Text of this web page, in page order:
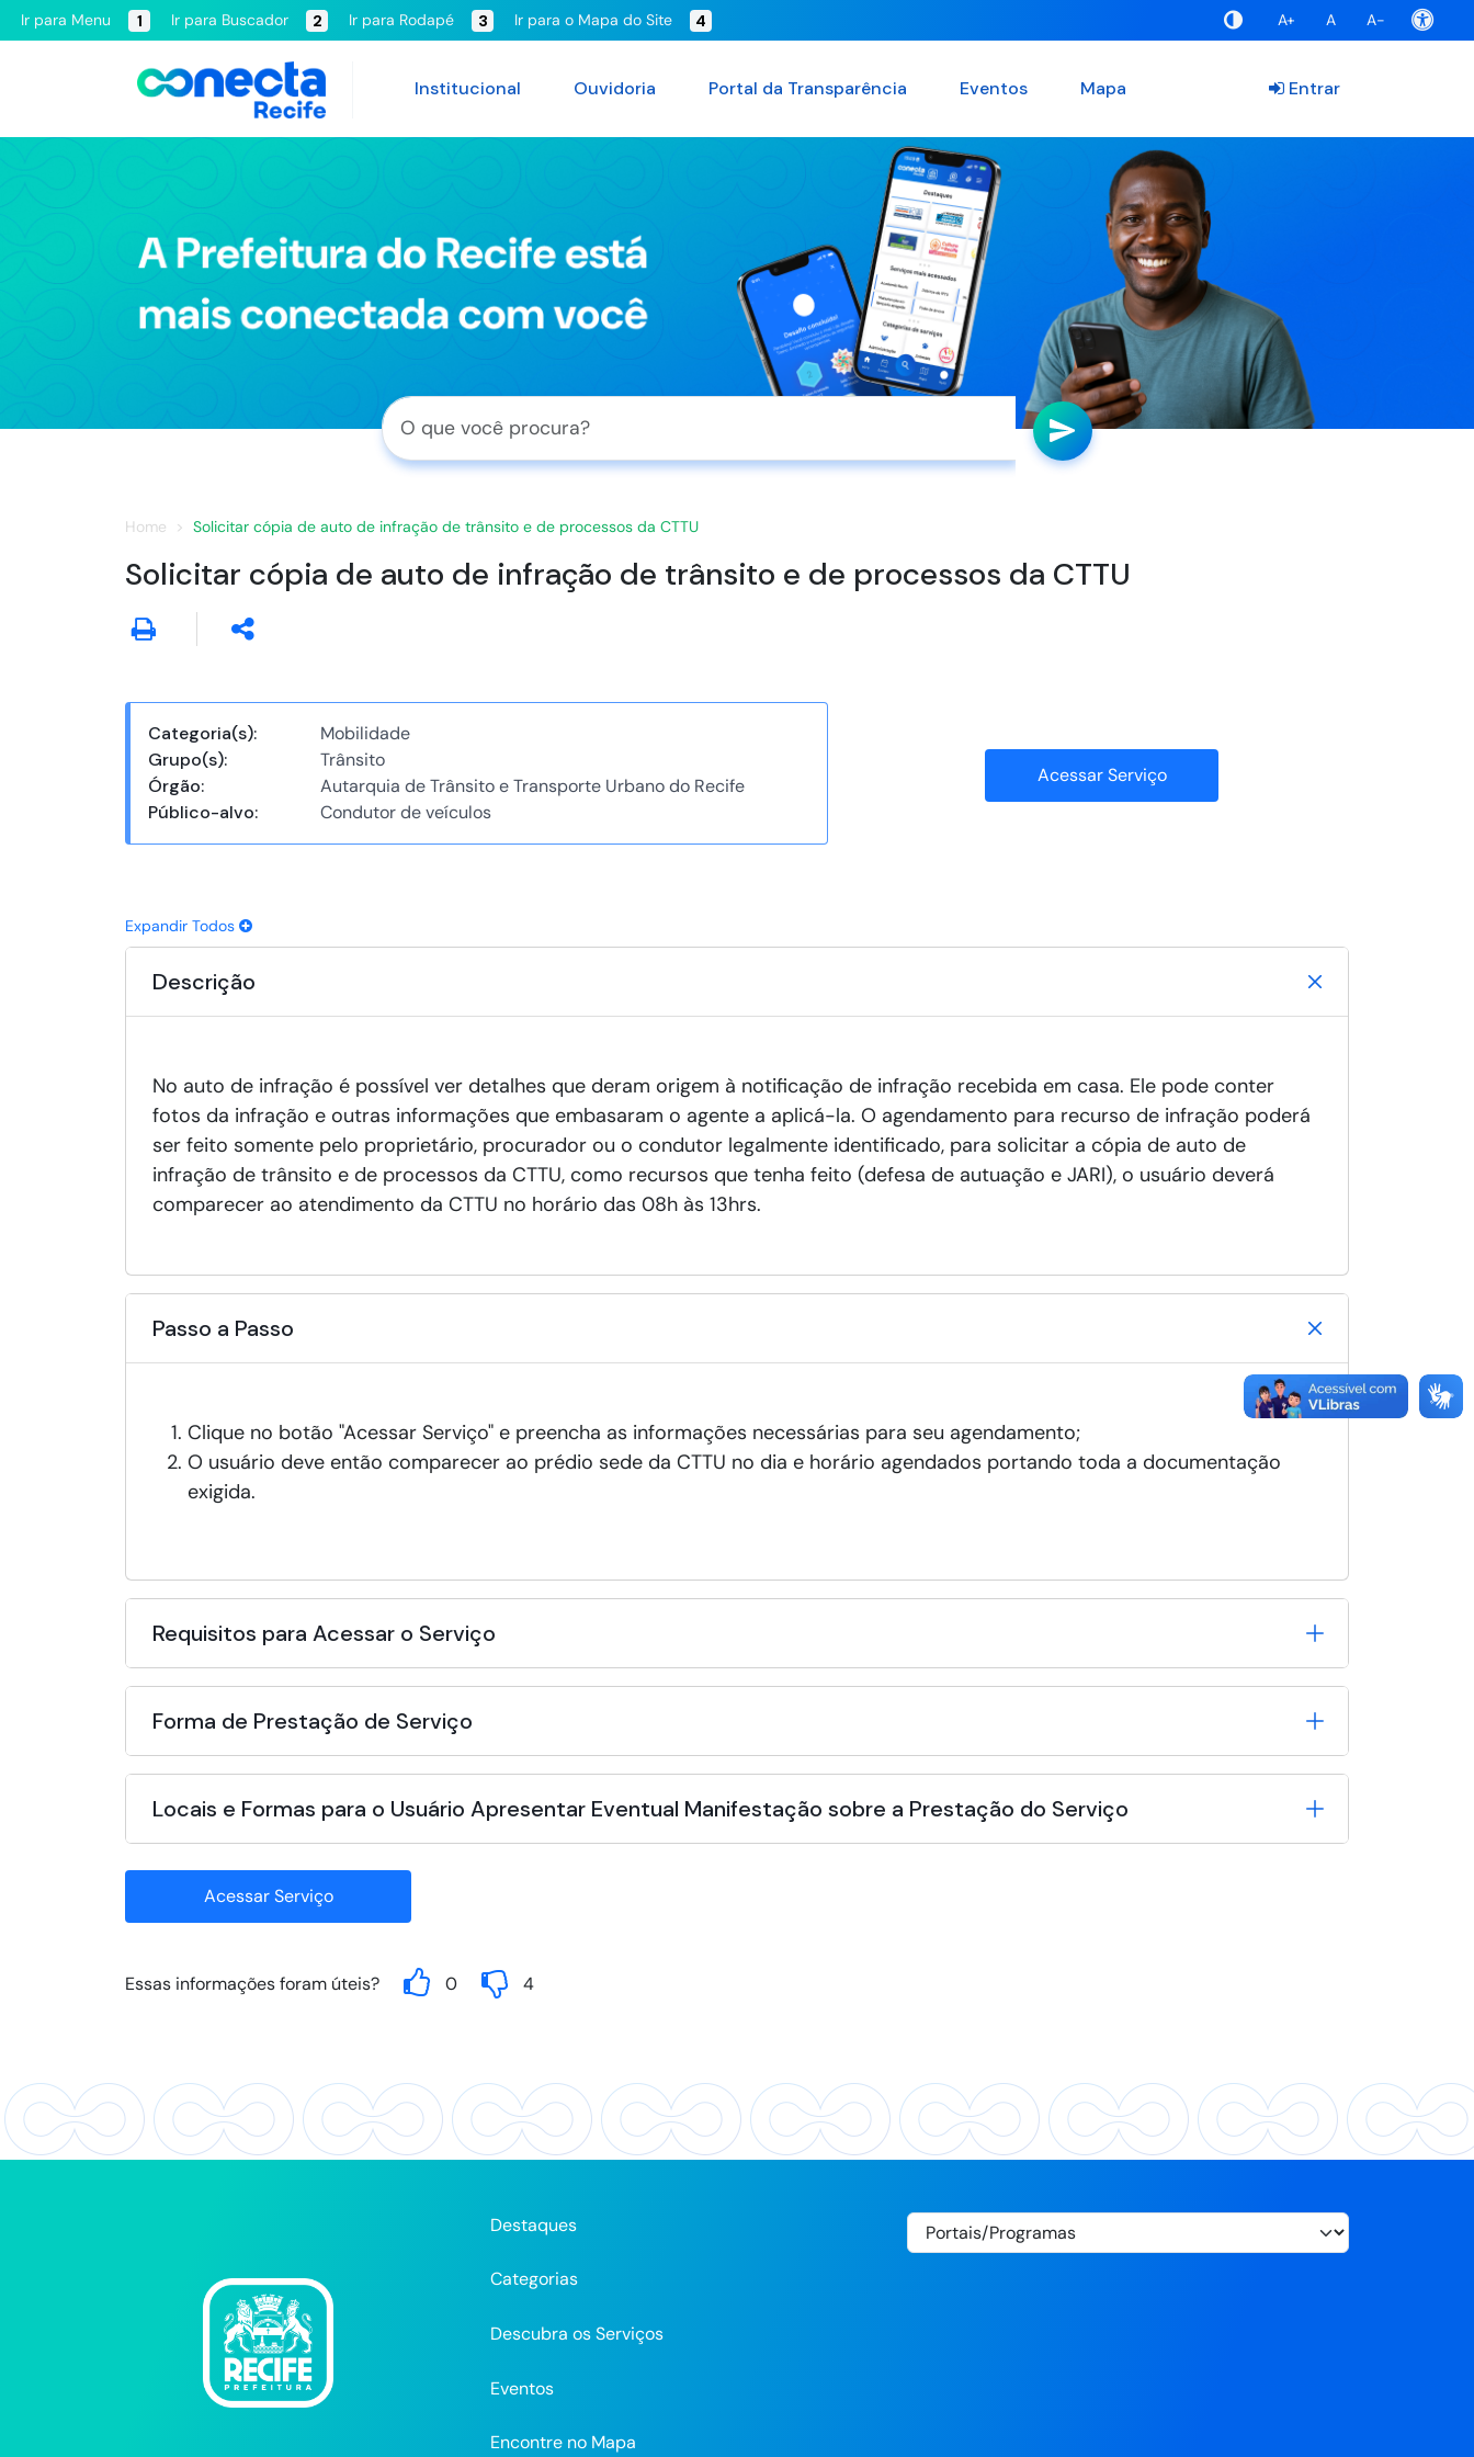
Ir para Menu 1 Ir para Buscador 2 Ir para Rodapé 3 Ir para o Mapa do Site 4 A+ A A-
Institucional Ouvidoria Portal da Transparência Eventos Mapa Entrar
Home Solicitar cópia de auto de infração de trânsito e de processos da CTTU
Solicitar cópia de auto de infração de trânsito e de processos da CTTU
Categoria(s):
Mobilidade
Grupo(s):
Trânsito
Órgão:
Autarquia de Trânsito e Transporte Urbano do Recife
Público-alvo:
Condutor de veículos
Acessar Serviço
Expandir Todos
Descrição
No auto de infração é possível ver detalhes que deram origem à notificação de infração recebida em casa. Ele pode conter
fotos da infração e outras informações que embasaram o agente a aplicá-la. O agendamento para recurso de infração poderá
ser feito somente pelo proprietário, procurador ou o condutor legalmente identificado, para solicitar a cópia de auto de
infração de trânsito e de processos da CTTU, como recursos que tenha feito (defesa de autuação e JARI), o usuário deverá
comparecer ao atendimento da CTTU no horário das 08h às 13hrs.
Passo a Passo
Clique no botão "Acessar Serviço" e preencha as informações necessárias para seu agendamento;
O usuário deve então comparecer ao prédio sede da CTTU no dia e horário agendados portando toda a documentação
exigida.
Requisitos para Acessar o Serviço
Forma de Prestação de Serviço
Locais e Formas para o Usuário Apresentar Eventual Manifestação sobre a Prestação do Serviço
Acessar Serviço
Essas informações foram úteis? 0 4
Destaques
Categorias
Descubra os Serviços
Eventos
Encontre no Mapa